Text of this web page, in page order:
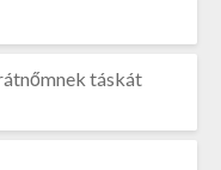
táskát